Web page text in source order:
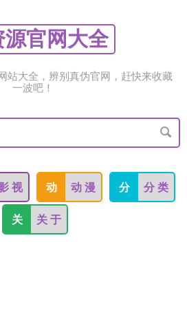
源官网大全
站大全，辨别真伪官网，赶快来收藏
一波吧！
视 动 动 漫 分 分 类
关 关 于